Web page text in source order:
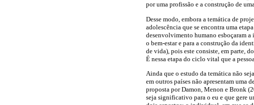
por uma profissão e a construção de
Desse modo, embora a temática de
adolescência que se encontra uma
desenvolvimento humano esboçaram
o bem-estar e para a construção da
de vida), pois este consiste, em parte,
É nessa etapa do ciclo vital que a
Ainda que o estudo da temática não
em outros países não apresentam uma
proposta por Damon, Menon e Bronk
seja significativo para o eu e que gere